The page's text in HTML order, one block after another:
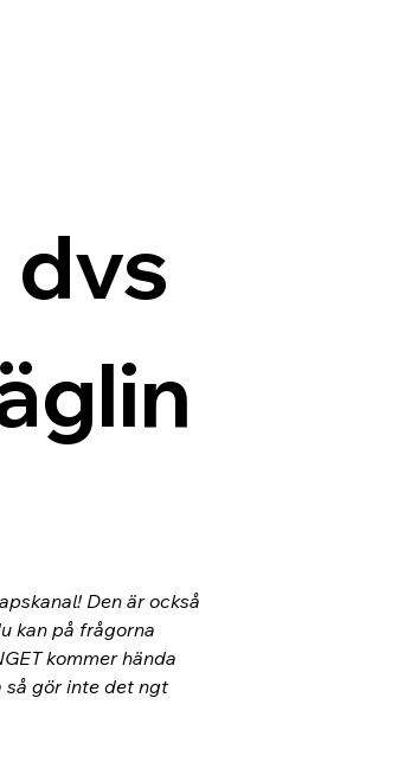
Den är också
kan på frågorna
kommer hända
så gör inte det ngt